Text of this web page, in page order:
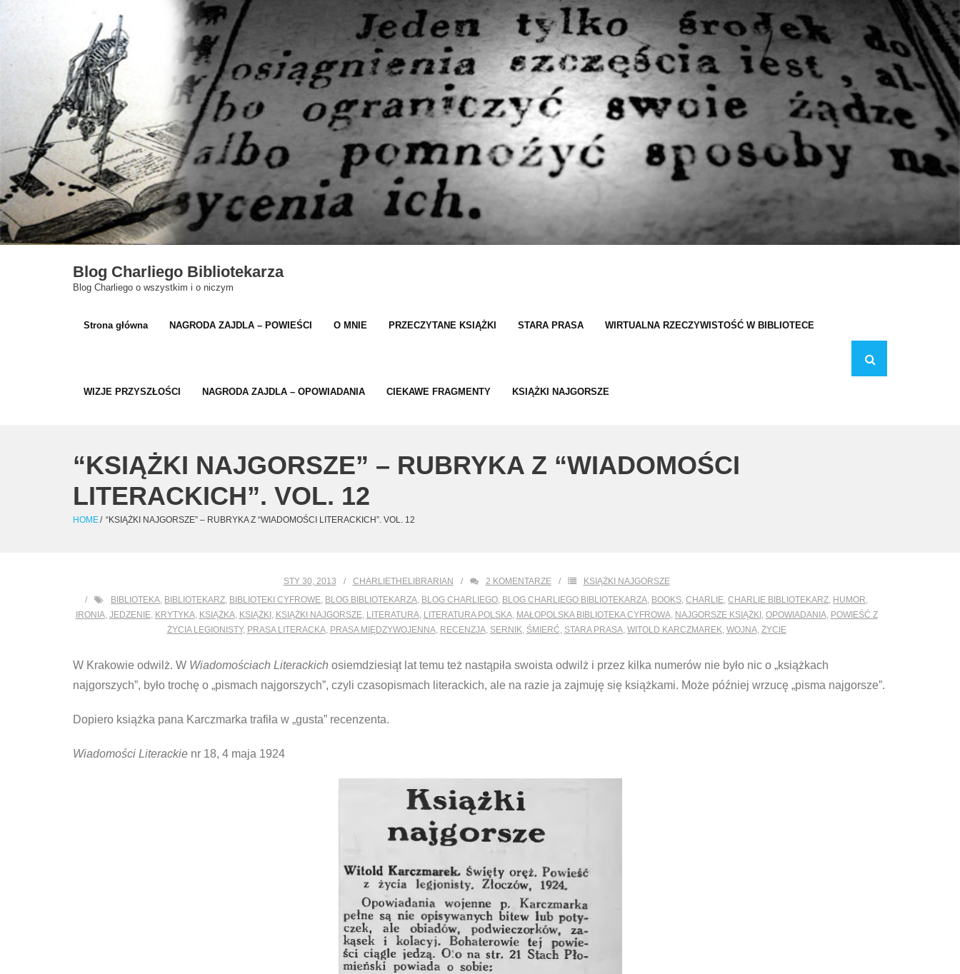
Blog Charliego Bibliotekarza
Blog Charliego o wszystkim i o niczym
Strona główna NAGRODA ZAJDLA – POWIEŚCI O MNIE PRZECZYTANE KSIĄŻKI STARA PRASA WIRTUALNA RZECZYWISTOŚĆ W BIBLIOTECE
WIZJE PRZYSZŁOŚCI NAGRODA ZAJDLA – OPOWIADANIA CIEKAWE FRAGMENTY KSIĄŻKI NAJGORSZE
“KSIĄŻKI NAJGORSZE” – RUBRYKA Z “WIADOMOŚCI
LITERACKICH”. VOL. 12
HOME/ “KSIĄŻKI NAJGORSZE” – RUBRYKA Z “WIADOMOŚCI LITERACKICH”. VOL. 12
STY 30, 2013 CHARLIETHELIBRARIAN 2 KOMENTARZE
KSIĄŻKI NAJGORSZE
BIBLIOTEKA BIBLIOTEKARZ BIBLIOTEKI CYFROWE BLOG BIBLIOTEKARZA BLOG CHARLIEGO BLOG CHARLIEGO BIBLIOTEKARZA BOOKS CHARLIE CHARLIE BIBLIOTEKARZ HUMOR
IRONIA, JEDZENIE, KRYTYKA, KSIĄŻKA, KSIĄŻKI, KSIĄŻKI NAJGORSZE, LITERATURA, LITERATURA POLSKA, MAŁOPOLSKA BIBLIOTEKA CYFROWA, NAJGORSZE KSIĄŻKI, OPOWIADANIA, POWIEŚĆ Z
ŻYCIA LEGIONISTY, PRASA LITERACKA, PRASA MIĘDZYWOJENNA, RECENZJA, SERNIK ŚMIERĆ STARA PRASA, WITOLD KARCZMAREK WOJNA, ŻYCIE
W Krakowie odwilż. W Wiadomościach Literackich osiemdziesiąt lat temu też nastąpiła swoista odwilż i przez kilka numerów nie było nic o „książkach
najgorszych”, było trochę o „pismach najgorszych”, czyli czasopismach literackich, ale na razie ja zajmuję się książkami. Może później wrzucę „pisma najgorsze”.
Dopiero książka pana Karczmarka trafiła w „gusta” recenzenta.
Wiadomości Literackie nr 18, 4 maja 1924